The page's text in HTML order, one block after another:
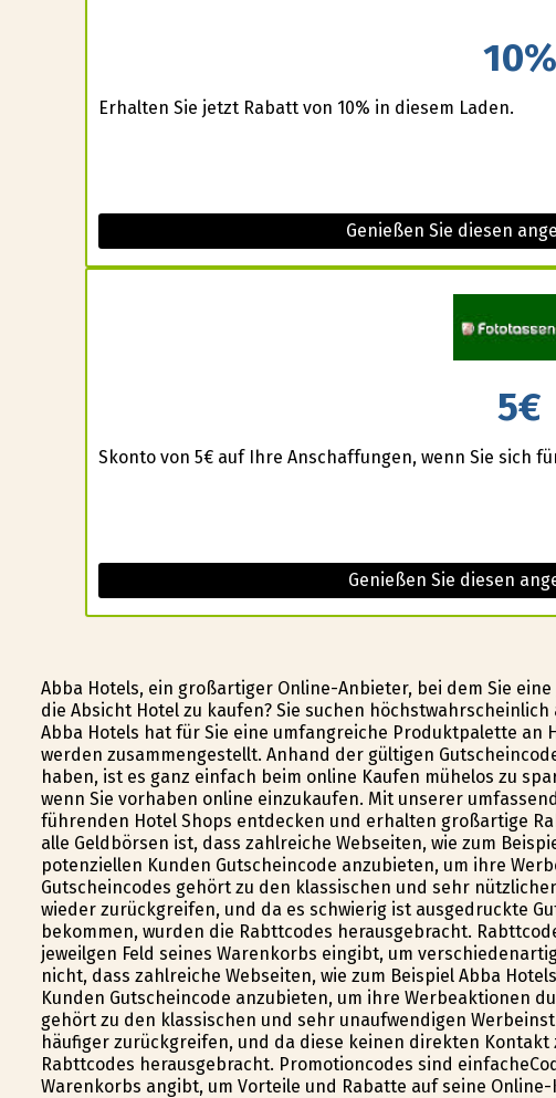
10%
Erhalten Sie jetzt Rabatt von 10% in diesem Laden.
Genießen Sie diesen
5€
Skonto von 5€ auf Ihre Anschaffungen, wenn Sie sich
Genießen Sie diesen
Abba Hotels, ein großartiger Online-Anbieter, bei dem Sie
die Absicht Hotel zu kaufen? Sie suchen
Abba Hotels hat für Sie eine umfangreiche Produktpalette an
werden zusammengestellt. Anhand der gültigen
haben, ist es ganz einfach beim online Kaufen mühelos zu
wenn Sie vorhaben online einzukaufen. Mit unserer
führenden Hotel Shops entdecken und erhalten großartige
alle Geldbörsen ist, dass zahlreiche Webseiten, wie zum
potenziellen Kunden Gutscheincode anzubieten, um ihre
Gutscheincodes gehört zu den klassischen und sehr
wieder zurückgreifen, und da es schwierig ist ausgedruckte
bekommen, wurden die Rabttcodes herausgebracht.
jeweilgen Feld seines Warenkorbs eingibt, um
nicht, dass zahlreiche Webseiten, wie zum Beispiel Abba
Kunden Gutscheincode anzubieten, um ihre Werbeaktionen
gehört zu den klassischen und sehr unaufwendigen
häufiger zurückgreifen, und da diese keinen direkten
Rabttcodes herausgebracht. Promotioncodes sind
Warenkorbs angibt, um Vorteile und Rabatte auf seine